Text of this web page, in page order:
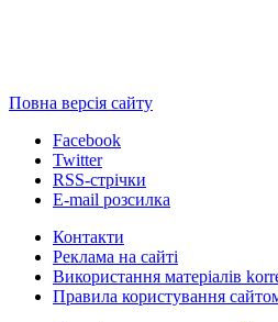
Повна версія сайту
Facebook
Twitter
RSS-стрічки
E-mail розсилка
Контакти
Реклама на сайті
Використання матеріалів
Правила користування